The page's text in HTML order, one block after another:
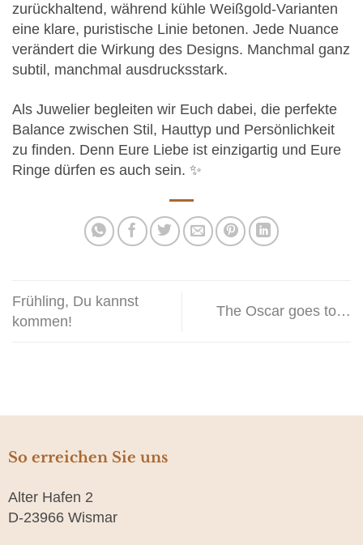
zurückhaltend, während kühle Weißgold-Varianten
eine klare, puristische Linie betonen. Jede Nuance
verändert die Wirkung des Designs. Manchmal ganz
subtil, manchmal ausdrucksstark.
Als Juwelier begleiten wir Euch dabei, die perfekte
Balance zwischen Stil, Hauttyp und Persönlichkeit
zu finden. Denn Eure Liebe ist einzigartig und Eure
Ringe dürfen es auch sein. ✨
Frühling, Du kannst
kommen!
The Oscar goes to…
So erreichen Sie uns
Alter Hafen 2
D-23966 Wismar